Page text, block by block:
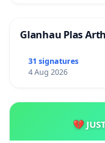
Glanhau Plas
31 signatures
4 Aug 2026
💔